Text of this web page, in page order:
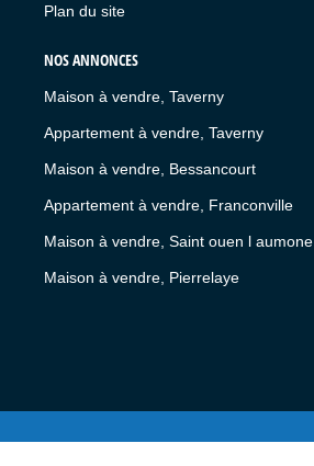
Plan du site
NOS ANNONCES
Maison à vendre, Taverny
Appartement à vendre, Taverny
Maison à vendre, Bessancourt
Appartement à vendre, Franconville
Maison à vendre, Saint ouen l aumone
Maison à vendre, Pierrelaye